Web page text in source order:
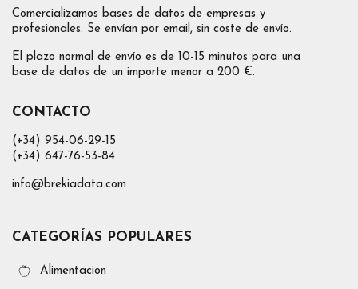
Comercializamos bases de datos de empresas y
profesionales. Se envían por email, sin coste de envío.
El plazo normal de envío es de 10-15 minutos para una
base de datos de un importe menor a 200 €.
CONTACTO
(+34) 954-06-29-15
(+34) 647-76-53-84
info@brekiadata.com
CATEGORÍAS POPULARES
Alimentacion